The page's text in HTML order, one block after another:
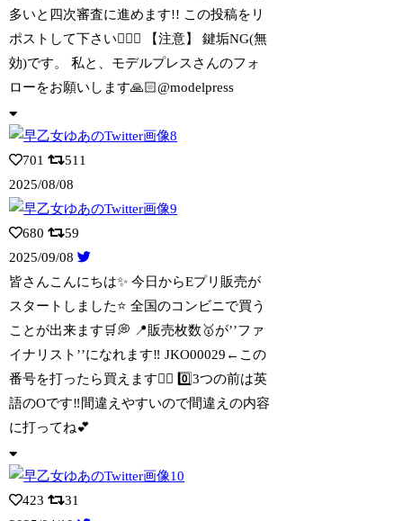
多いと四次審査に進めます!! この投稿をリ
ポストして下さい🙇🏻‍♀️ 【注意】 鍵垢NG(無
効)です。 私と、モデルプレスさんのフォ
ローをお願いします🙏🏻@modelpress
701
511
2025/08/08
680
59
2025/09/08
皆さんこんにちは✨️ 今日からEプリ販売が
スタートしました⭐️ 全国のコンビニで買う
ことが出来ます🛒💭 📍販売枚数🥇が’’ファ
イナリスト’’になれます‼️ JKO00029←この
番号を打ったら買えます☝🏻 0️⃣3つの前は英
語のOです‼️間違えやすいので間違えの内容
に打ってね💕︎
423
31